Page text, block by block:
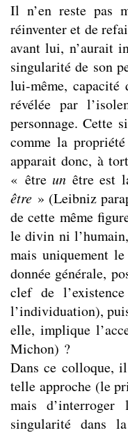
Il n’en reste pas
réinventer et de
avant lui, n’aurait
singularité de son
lui-même, capacité
révélée par
personnage. Cette
comme la
apparait donc, à
« êtreun être est
être » (Leibniz
de cette même
le divin ni
mais uniquement
donnée générale,
clef de
l’individuation),
elle, implique
Michon) ?
Dans ce colloque,
telle approche (le
mais
singularité dans